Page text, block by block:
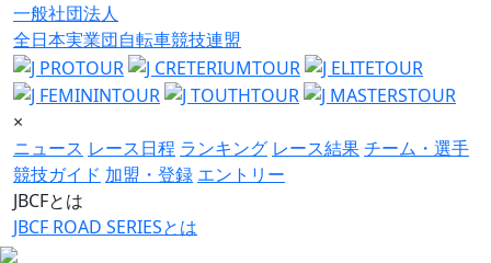
一般社団法人
全日本実業団自転車競技連盟
×
ニュース レース日程 ランキング レース結果チーム・選手
競技ガイド 加盟・登録 エントリー
JBCFとは
JBCF ROAD SERIESとは